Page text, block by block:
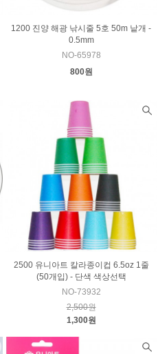
1200 진양 해광 낚시줄 5호 50m 낱개 -
0.5mm
NO-65978
800원
2500 유니아트 칼라종이컵 6.5oz 1줄
(50개입) - 단색 색상선택
NO-73932
2,500원
1,300원